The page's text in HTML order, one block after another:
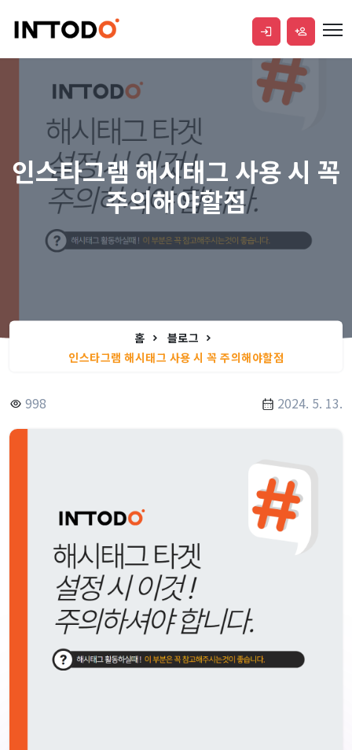
인스타그램 해시태그 사용 시 꼭
주의해야할점
홈
블로그
인스타그램 해시태그 사용 시 꼭 주의해야할점
998 2024. 5. 13.